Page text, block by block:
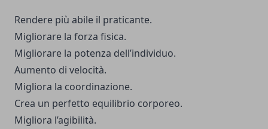
Rendere più abile il praticante.
Migliorare la forza fisica.
Migliorare la potenza dell’individuo.
Aumento di velocità.
Migliora la coordinazione.
Crea un perfetto equilibrio corporeo.
Migliora l’agibilità.